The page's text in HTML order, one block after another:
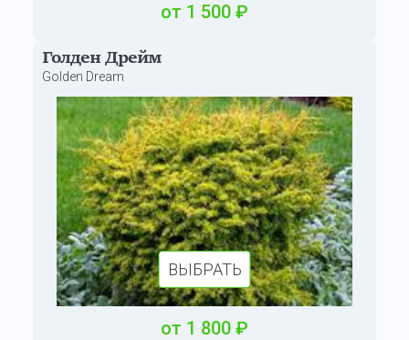
от 1 500 ₽
Голден Дрейм
Golden Dream
ВЫБРАТЬ
от 1 800 ₽